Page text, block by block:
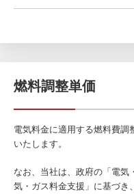
燃料調整単価
電気料金に適用する燃料費調
いたします。
なお、当社は、政府の「電気
気・ガス料金支援」に基づき